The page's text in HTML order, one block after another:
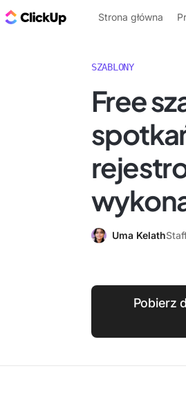
ClickUp Blog
Strona główna
SZABLONY
Free
Uma Kelath
Pobierz